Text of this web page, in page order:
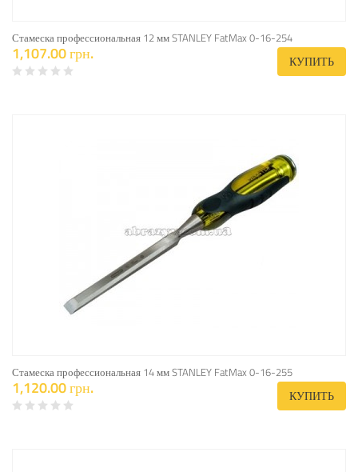
Стамеска профессиональная 12 мм STANLEY FatMax 0-16-254
1,107.00 грн. КУПИТЬ
Стамеска профессиональная 14 мм STANLEY FatMax 0-16-255
1,120.00 грн. КУПИТЬ